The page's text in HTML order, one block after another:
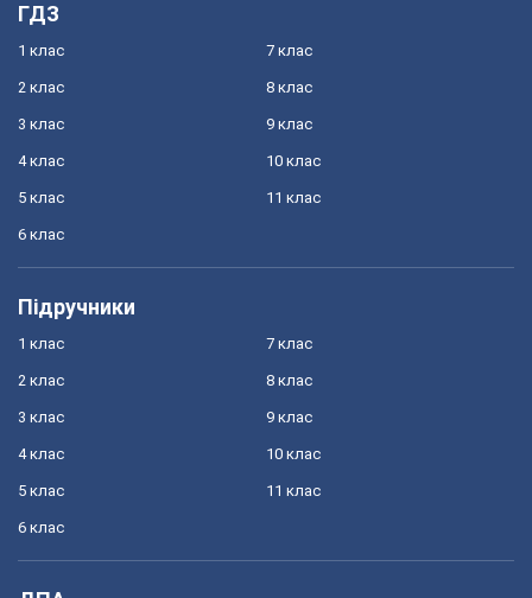
ГДЗ
1 клас
2 клас
3 клас
4 клас
5 клас
6 клас
7 клас
8 клас
9 клас
10 клас
11 клас
Підручники
1 клас
2 клас
3 клас
4 клас
5 клас
6 клас
7 клас
8 клас
9 клас
10 клас
11 клас